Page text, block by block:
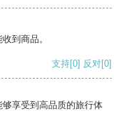
到商品。
支持[0] 反对[0]
享受到高品质的旅行体